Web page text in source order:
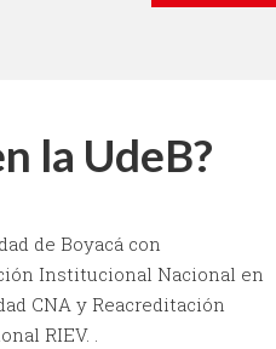
la UdeB?
de Boyacá con
Institucional Nacional en
CNA y Reacreditación
RIEV. .